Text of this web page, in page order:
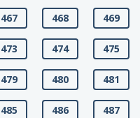
467 468 469
473 474 475
479 480 481
485 486 487